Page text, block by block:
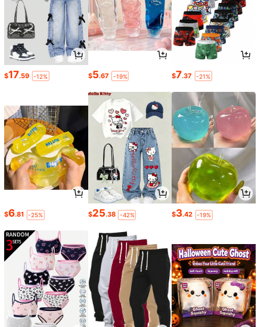
$17.59 -12% $5.67 -19% $7.37 -21%
$6.81 -25% $25.38 -42% $3.42 -19%